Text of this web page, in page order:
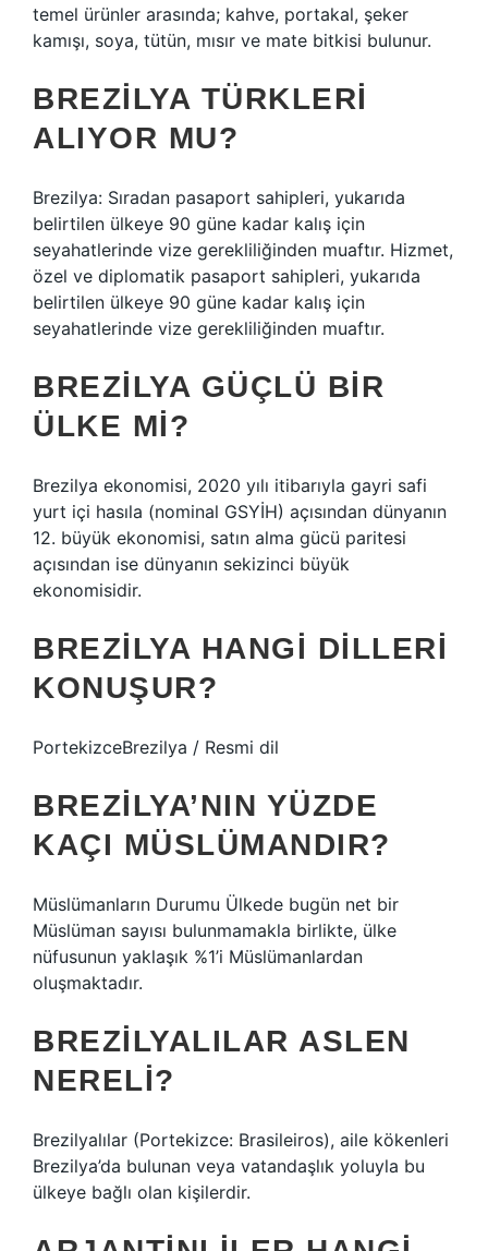
temel ürünler arasında; kahve, portakal, şeker
kamışı, soya, tütün, mısır ve mate bitkisi bulunur.
BREZILYA TÜRKLERI
ALIYOR MU?
Brezilya: Sıradan pasaport sahipleri, yukarıda
belirtilen ülkeye 90 güne kadar kalış için
seyahatlerinde vize gerekliliğinden muaftır. Hizmet,
özel ve diplomatik pasaport sahipleri, yukarıda
belirtilen ülkeye 90 güne kadar kalış için
seyahatlerinde vize gerekliliğinden muaftır.
BREZILYA GÜÇLÜ BIR
ÜLKE MI?
Brezilya ekonomisi, 2020 yılı itibarıyla gayri safi
yurt içi hasıla (nominal GSYİH) açısından dünyanın
12. büyük ekonomisi, satın alma gücü paritesi
açısından ise dünyanın sekizinci büyük
ekonomisidir.
BREZILYA HANGI DILLERI
KONUŞUR?
PortekizceBrezilya / Resmi dil
BREZILYA’NIN YÜZDE
KAÇI MÜSLÜMANDIR?
Müslümanların Durumu Ülkede bugün net bir
Müslüman sayısı bulunmamakla birlikte, ülke
nüfusunun yaklaşık %1’i Müslümanlardan
oluşmaktadır.
BREZILYALILAR ASLEN
NERELI?
Brezilyalılar (Portekizce: Brasileiros), aile kökenleri
Brezilya’da bulunan veya vatandaşlık yoluyla bu
ülkeye bağlı olan kişilerdir.